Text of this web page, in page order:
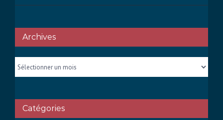
Archives
Archives
Catégories